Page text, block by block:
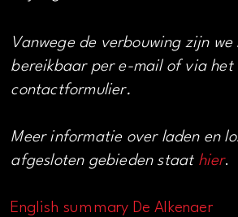
Vanwege de verbouwing zijn we
bereikbaar per e-mail of via het
contactformulier.
Meer informatie over laden en
afgesloten gebieden staat hier.
English summary De Alkenaer